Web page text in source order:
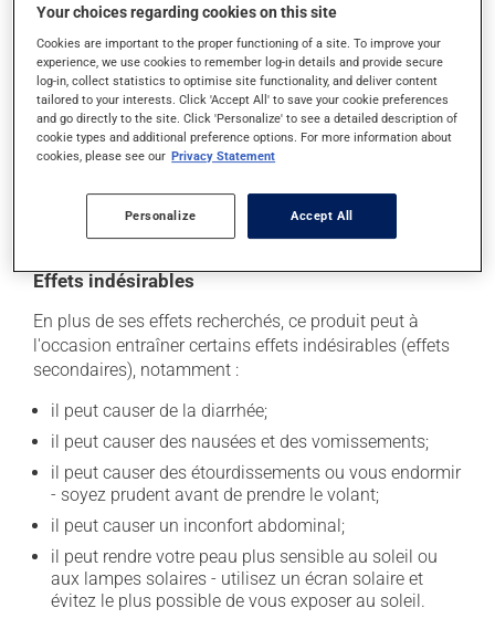
produits laitiers. De plus, ne prenez pas d'antiacide et
de ce médicament et les 2 heures qui la suivent. Évitez
aussi les suppléments de minéraux (calcium, fer,
magnésium ou zinc).
Pour maximiser son efficacité, il est préférable d'éviter
de prendre du jus d'orange durant les 4 heures
précédant la prise de ce médicament et les 4 heures
qui la suivent.
Effets indésirables
En plus de ses effets recherchés, ce produit peut à
l'occasion entraîner certains effets indésirables (effets
secondaires), notamment :
il peut causer de la diarrhée;
il peut causer des nausées et des vomissements;
il peut causer des étourdissements ou vous endormir
- soyez prudent avant de prendre le volant;
il peut causer un inconfort abdominal;
il peut rendre votre peau plus sensible au soleil ou
aux lampes solaires - utilisez un écran solaire et
évitez le plus possible de vous exposer au soleil.
Your choices regarding cookies on this site
Cookies are important to the proper functioning of a site. To improve your
experience, we use cookies to remember log-in details and provide secure
log-in, collect statistics to optimise site functionality, and deliver content
tailored to your interests. Click 'Accept All' to save your cookie preferences
and go directly to the site. Click 'Personalize' to see a detailed description of
cookie types and additional preference options. For more information about
cookies, please see our Privacy Statement
Personalize Accept All